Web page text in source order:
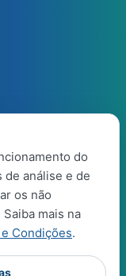
do
de análise e de
os não
mais na
Condições.